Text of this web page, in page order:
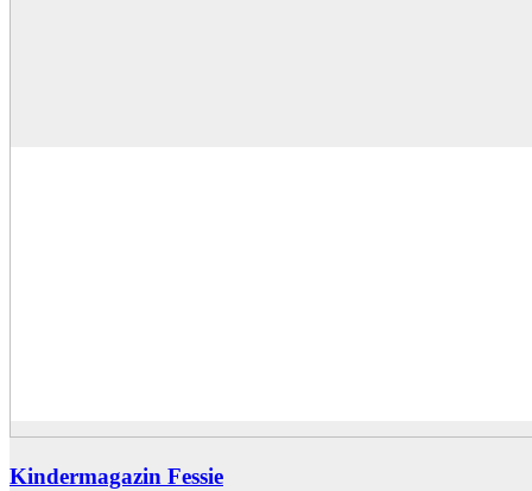
Kindermagazin Fessie